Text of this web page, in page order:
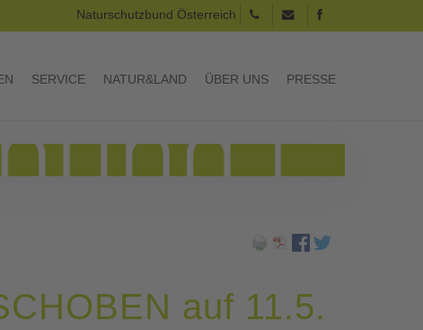
Naturschutzbund Österreich
SERVICE NATUR&LAND ÜBER UNS PRESSE
auf 11.5.